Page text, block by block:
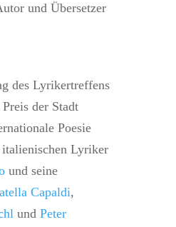
und Übersetzer
des Lyrikertreffens
der Stadt
Poesie
italienischen Lyriker
und seine
Capaldi,
und Peter